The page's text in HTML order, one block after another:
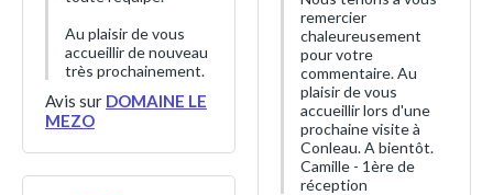
Au plaisir de vous
accueillir de nouveau
très prochainement.
Avis sur DOMAINE LE
MEZO
remercier
chaleureusement
pour votre
commentaire. Au
plaisir de vous
accueillir lors d'une
prochaine visite à
Conleau. A bientôt.
Camille - 1ère de
réception